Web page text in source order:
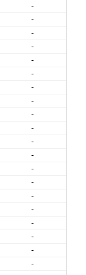
-
-
-
-
-
-
-
-
-
-
-
-
-
-
-
-
-
-
-
-